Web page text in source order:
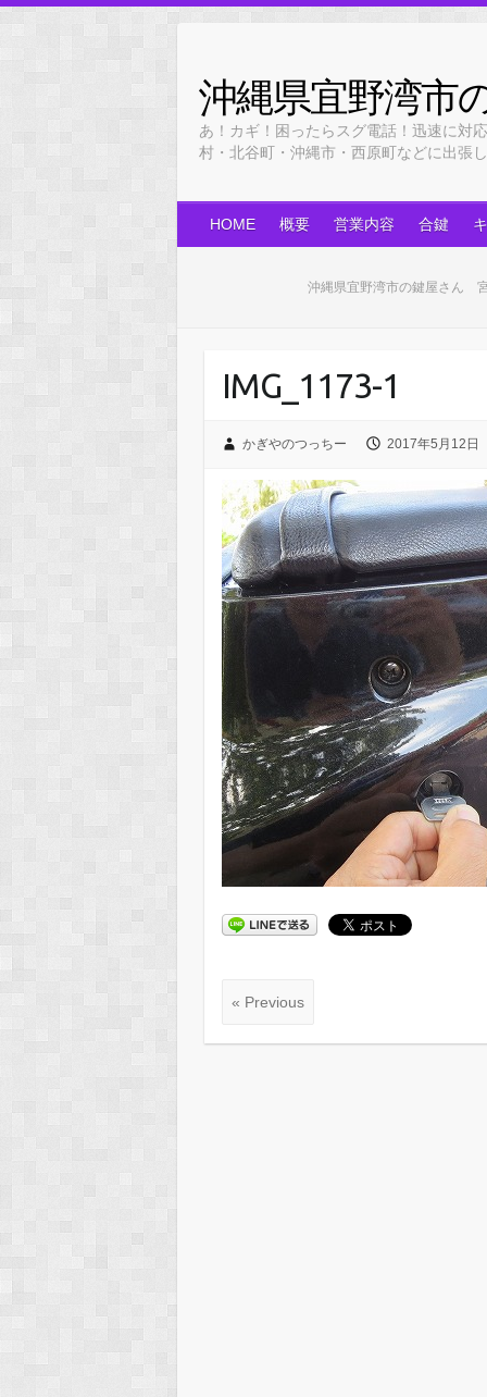
content
沖縄県宜野湾市
あ！カギ！困ったらスグ電話！迅速に対
村・北谷町・沖縄市・西原町などに出
HOME 概要 営業内容 合鍵
沖縄県宜野湾市の鍵屋さん
IMG_1173-1
かぎやのつっちー 2017年5月12日
« Previous